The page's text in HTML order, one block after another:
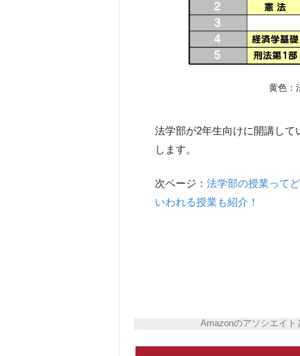
黄色：
法学部が2年生向けに開講し
します。
次ページ：法学部の授業って
いわれる授業も紹介！
Amazonのアソシエイト